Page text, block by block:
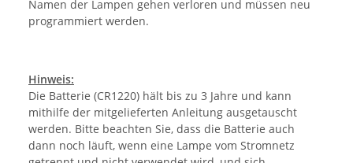
Namen der Lampen gehen verloren und müssen neu
programmiert werden.
Hinweis:
Die Batterie (CR1220) hält bis zu 3 Jahre und kann
mithilfe der mitgelieferten Anleitung ausgetauscht
werden. Bitte beachten Sie, dass die Batterie auch
dann noch läuft, wenn eine Lampe vom Stromnetz